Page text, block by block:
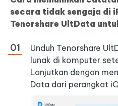
secara tidak sengaja di
Tenorshare UltData
Unduh Tenorshare
lunak di komputer
Lanjutkan dengan
Data dari perangkat